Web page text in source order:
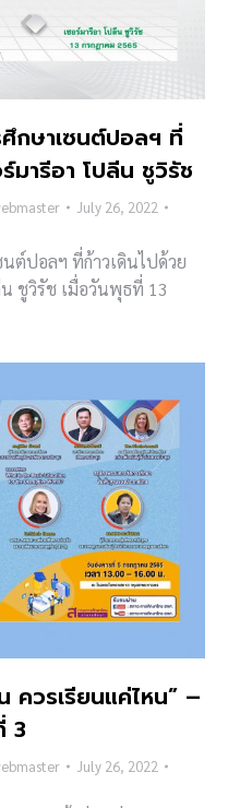
ศึกษาเซนต์ปอลฯ ที่
มารีอา โปลีน ชูวิรัช
July 26, 2022
ต์ปอลฯ ที่ก้าวเดินไปด้วย
ชูวิรัช เมื่อวันพุธที่ 13
ควรเรียนแค่ไหน” –
3
July 26, 2022